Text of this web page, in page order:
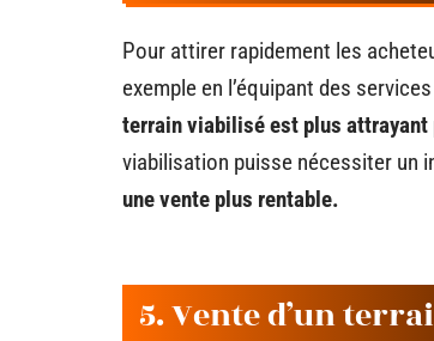
Pour attirer rapidement les
exemple en l’équipant des
terrain viabilisé est plus attrayant
viabilisation puisse nécessiter un
une vente plus rentable.
5. Vente d’un